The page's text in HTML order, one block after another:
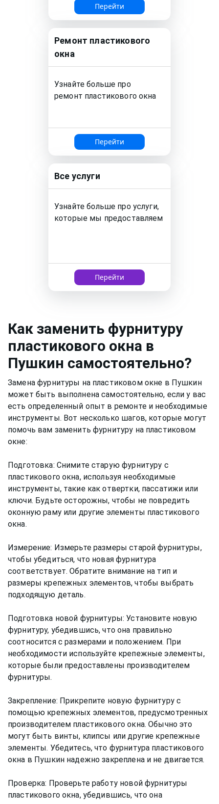
Перейти
Ремонт пластикового
окна
Узнайте больше про
ремонт пластикового окна
Перейти
Все услуги
Узнайте больше про услуги,
которые мы предоставляем
Перейти
Как заменить фурнитуру
пластикового окна в
Пушкин самостоятельно?
Замена фурнитуры на пластиковом окне в Пушкин
может быть выполнена самостоятельно, если у вас
есть определенный опыт в ремонте и необходимые
инструменты. Вот несколько шагов, которые могут
помочь вам заменить фурнитуру на пластиковом
окне:
Подготовка: Снимите старую фурнитуру с
пластикового окна, используя необходимые
инструменты, такие как отвертки, пассатижи или
ключи. Будьте осторожны, чтобы не повредить
оконную раму или другие элементы пластикового
окна.
Измерение: Измерьте размеры старой фурнитуры,
чтобы убедиться, что новая фурнитура
соответствует. Обратите внимание на тип и
размеры крепежных элементов, чтобы выбрать
подходящую деталь.
Подготовка новой фурнитуры: Установите новую
фурнитуру, убедившись, что она правильно
соотносится с размерами и положением. При
необходимости используйте крепежные элементы,
которые были предоставлены производителем
фурнитуры.
Закрепление: Прикрепите новую фурнитуру с
помощью крепежных элементов, предусмотренных
производителем пластикового окна. Обычно это
могут быть винты, клипсы или другие крепежные
элементы. Убедитесь, что фурнитура пластикового
окна в Пушкин надежно закреплена и не двигается.
Проверка: Проверьте работу новой фурнитуры
пластикового окна, убедившись, что она